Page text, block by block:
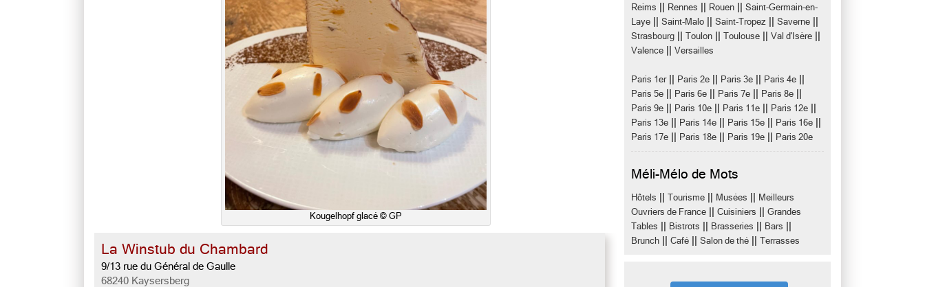
Kougelhopf glacé © GP
La Winstub du Chambard
9/13 rue du Général de Gaulle
68240 Kaysersberg
Reims Rennes Rouen
Saint-Germain-en-
Laye
Saint-Malo Saint-Tropez Saverne
Strasbourg Toulon Toulouse Val d'Isère
Valence Versailles
Paris 1er|| Paris 2e Paris 3e Paris 4e
Paris 5e Paris 6e Paris 7e Paris 8e
Paris 9e Paris 10e Paris 11e Paris 12e
Paris 13e Paris 14e Paris 15e Paris 16e
Paris 17e Paris 18e Paris 19e Paris 20e
Méli-Mélo de Mots
Hôtels Tourisme Musées
Meilleurs
Ouvriers de France
Cuisiniers
Grandes
Tables
Bistrots Brasseries Bars
Brunch Café Salon de thé Terrasses